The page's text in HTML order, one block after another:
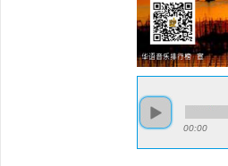
00:00